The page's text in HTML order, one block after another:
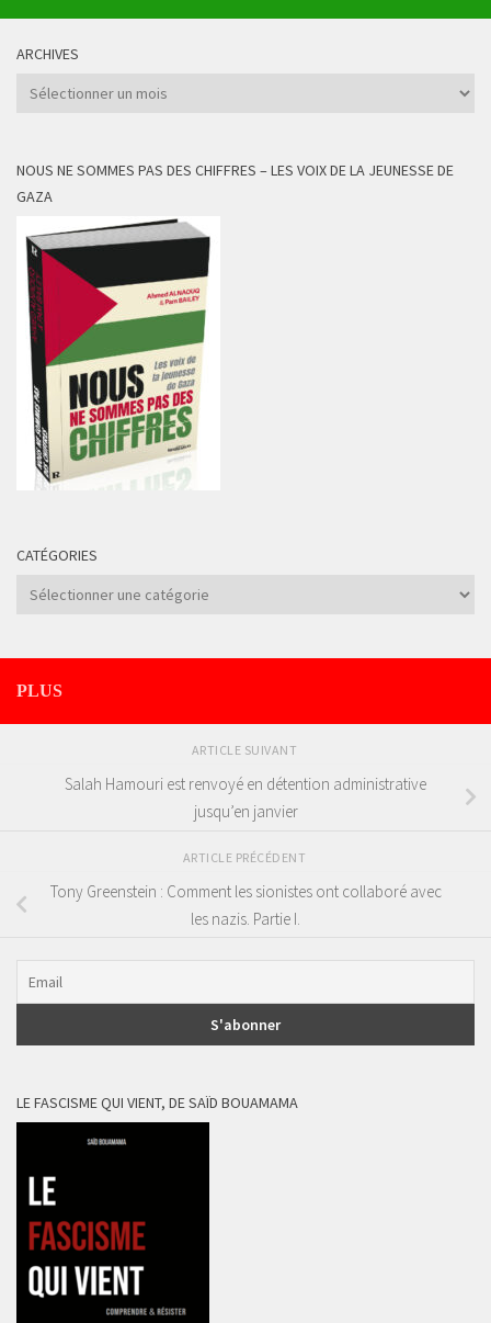
ARCHIVES
Archives
NOUS NE SOMMES PAS DES CHIFFRES – LES VOIX DE LA JEUNESSE DE
GAZA
CATÉGORIES
Catégories
PLUS
ARTICLE SUIVANT
Salah Hamouri est renvoyé en détention administrative
jusqu’en janvier
ARTICLE PRÉCÉDENT
Tony Greenstein : Comment les sionistes ont collaboré avec
les nazis. Partie I.
LE FASCISME QUI VIENT, DE SAÏD BOUAMAMA